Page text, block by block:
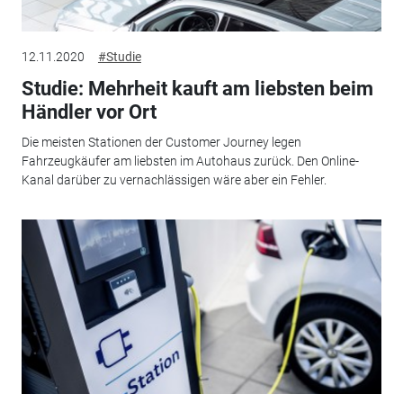
12.11.2020 #Studie
Studie: Mehrheit kauft am liebsten beim
Händler vor Ort
Die meisten Stationen der Customer Journey legen
Fahrzeugkäufer am liebsten im Autohaus zurück. Den Online-
Kanal darüber zu vernachlässigen wäre aber ein Fehler.